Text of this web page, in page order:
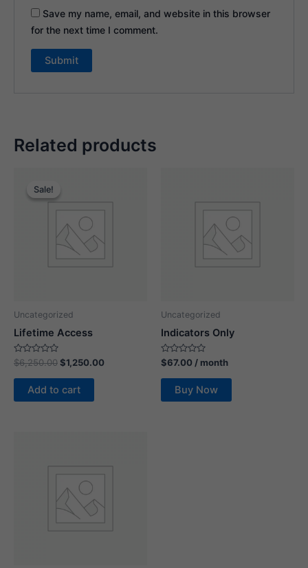
Save my name, email, and website in this browser
for the next time I comment.
Related products
Sale!
Sale!
Uncategorized
Lifetime Access
Rated
0
out
$6,250.00$1,250.00
Add to cart
Uncategorized
Indicators Only
Rated
0
out
$67.00 / month
Buy Now